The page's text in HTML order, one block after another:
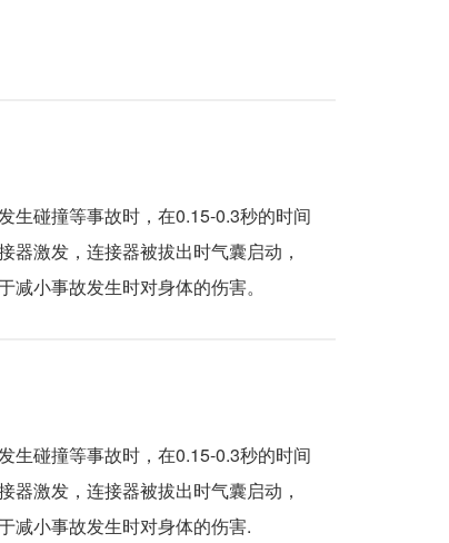
生碰撞等事故时，在0.15-0.3秒的时间
激发，连接器被拔出时气囊启动，
小事故发生时对身体的伤害。
生碰撞等事故时，在0.15-0.3秒的时间
激发，连接器被拔出时气囊启动，
减小事故发生时对身体的伤害.